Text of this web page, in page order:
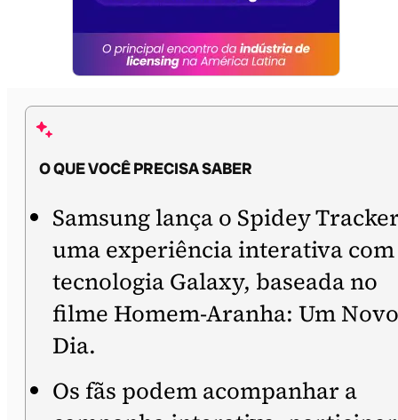
O QUE VOCÊ PRECISA SABER
Samsung lança o Spidey
uma experiência interativa com
tecnologia Galaxy, baseada no
filme Homem-Aranha: Um Novo
Dia.
Os fãs podem acompanhar a